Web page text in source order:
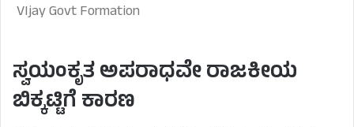
VIjay Govt Formation
ಸ್ವಯಂಕೃತ ಅಪರಾಧವೇ ರಾಜಕೀಯ
ಬಿಕ್ಕಟ್ಟಿಗೆ ಕಾರಣ